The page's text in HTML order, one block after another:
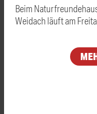
Beim
Weidach läuft am